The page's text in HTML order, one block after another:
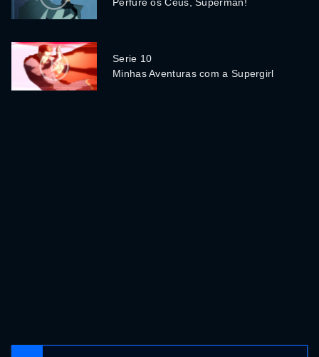
Perfure os Céus, Superman!
Serie 10
Minhas Aventuras com a Supergirl